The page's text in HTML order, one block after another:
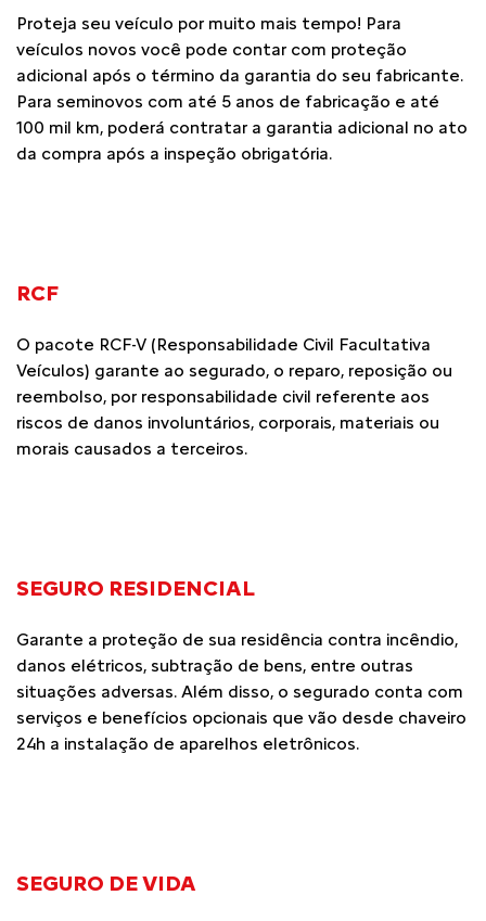
Proteja seu veículo por muito mais tempo! Para
veículos novos você pode contar com proteção
adicional após o término da garantia do seu fabricante.
Para seminovos com até 5 anos de fabricação e até
100 mil km, poderá contratar a garantia adicional no ato
da compra após a inspeção obrigatória.
RCF
O pacote RCF-V (Responsabilidade Civil Facultativa
Veículos) garante ao segurado, o reparo, reposição ou
reembolso, por responsabilidade civil referente aos
riscos de danos involuntários, corporais, materiais ou
morais causados a terceiros.
SEGURO RESIDENCIAL
Garante a proteção de sua residência contra incêndio,
danos elétricos, subtração de bens, entre outras
situações adversas. Além disso, o segurado conta com
serviços e benefícios opcionais que vão desde chaveiro
24h a instalação de aparelhos eletrônicos.
SEGURO DE VIDA